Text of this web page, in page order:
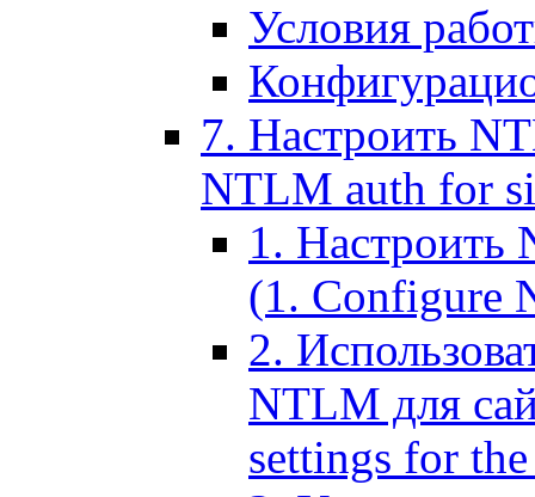
Условия
7. Настроить
NTLM auth for
1. Настроить
(1. Configure
2.
NTLM для
settings for